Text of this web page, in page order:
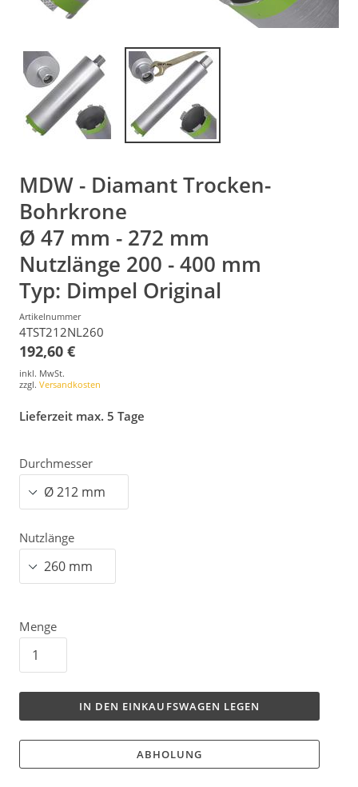
MDW - Diamant Trocken-
Bohrkrone
Ø 47 mm - 272 mm
Nutzlänge 200 - 400 mm
Typ: Dimpel Original
Artikelnummer
4TST212NL260
192,60 €
inkl. MwSt.
zzgl. Versandkosten
Lieferzeit max. 5 Tage
Durchmesser
Nutzlänge
Menge
IN DEN EINKAUFSWAGEN LEGEN
ABHOLUNG